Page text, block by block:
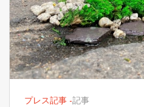
プレス記事 -記事